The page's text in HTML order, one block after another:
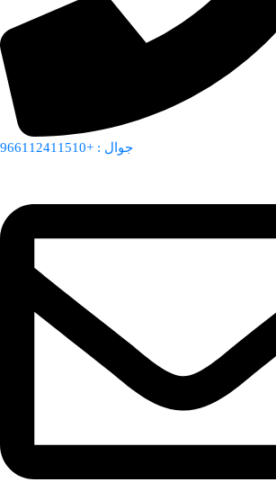
جوال : +966112411510